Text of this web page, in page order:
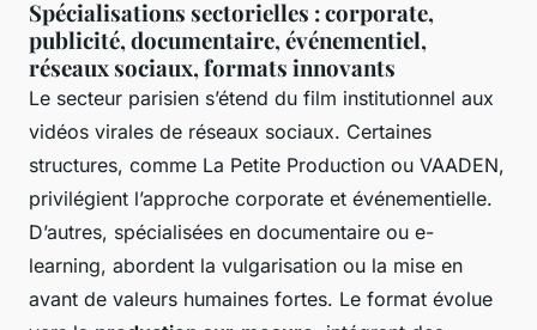
Spécialisations sectorielles : corporate,
publicité, documentaire, événementiel,
réseaux sociaux, formats innovants
Le secteur parisien s’étend du film institutionnel aux
vidéos virales de réseaux sociaux. Certaines
structures, comme La Petite Production ou VAADEN,
privilégient l’approche corporate et événementielle.
D’autres, spécialisées en documentaire ou e-
learning, abordent la vulgarisation ou la mise en
avant de valeurs humaines fortes. Le format évolue